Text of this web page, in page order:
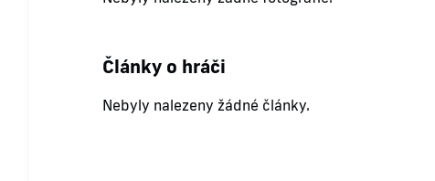
Články o hráči
Nebyly nalezeny žádné články.